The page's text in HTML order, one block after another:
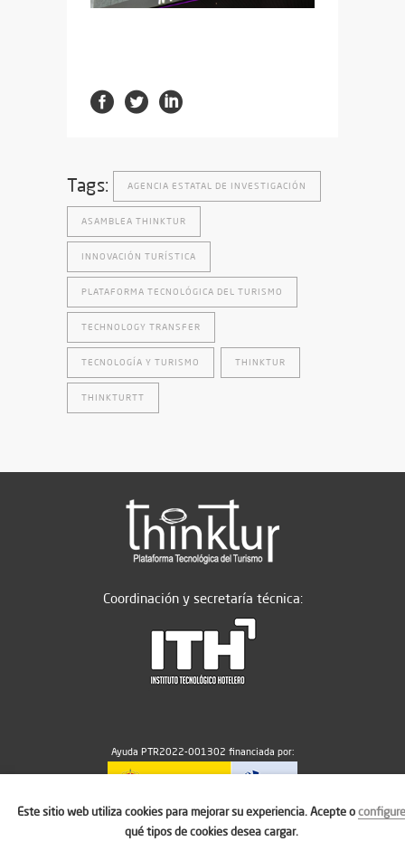
Tags: AGENCIA ESTATAL DE INVESTIGACIÓN
ASAMBLEA THINKTUR
INNOVACIÓN TURÍSTICA
PLATAFORMA TECNOLÓGICA DEL TURISMO
TECHNOLOGY TRANSFER
TECNOLOGÍA Y TURISMO THINKTUR
THINKTURTT
Coordinación y secretaría técnica:
Ayuda PTR2022-001302 financiada por:
MICIU/AEI/10.13039/501100011033
Este sitio web utiliza cookies para mejorar su experiencia. Acepte oconfigure
qué tipos de cookies desea cargar.